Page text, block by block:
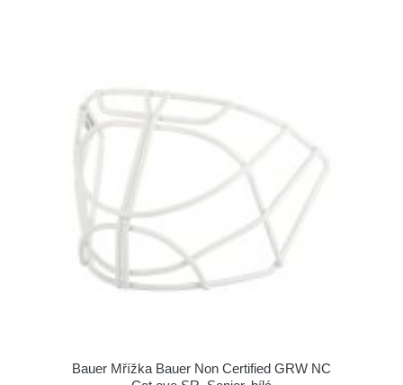
Bauer Mřížka Bauer Non Certified GRW NC